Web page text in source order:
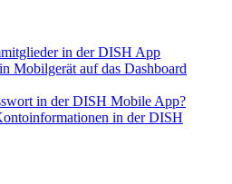
in der DISH App
Mobilgerät auf das Dashboard
in der DISH Mobile App?
in der DISH